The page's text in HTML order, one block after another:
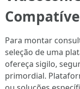
Para montar
seleção de uma
ofereça sigilo,
primordial.